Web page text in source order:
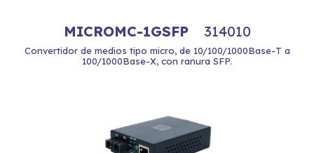
MICROMC-1GSFP 314010
Convertidor de medios tipo micro, de 10/100/1000Base-T a
100/1000Base-X, con ranura SFP.